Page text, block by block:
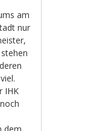
am
nur
IHK